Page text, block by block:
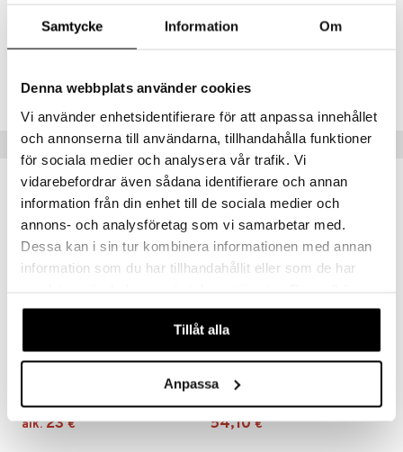
Samtycke Information Om
Denna webbplats använder cookies
Vi använder enhetsidentifierare för att anpassa innehållet
och annonserna till användarna, tillhandahålla funktioner
för sociala medier och analysera vår trafik. Vi
vidarebefordrar även sådana identifierare och annan
information från din enhet till de sociala medier och
annons- och analysföretag som vi samarbetar med.
Dessa kan i sin tur kombinera informationen med annan
information som du har tillhandahållit eller som de har
våra cookies vid fortsatt användande av vår webbplats.
Tillåt alla
Anpassa
ITX68-1-XX
Suositut tuotteet
alk.23 €
KILNER
54,10 €